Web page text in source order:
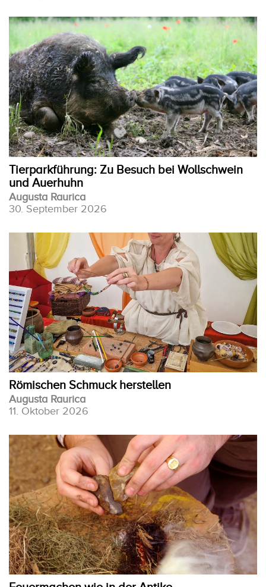
Tierparkführung: Zu Besuch bei Wollschwein
und Auerhuhn
Augusta Raurica
30. September 2026
Römischen Schmuck herstellen
Augusta Raurica
11. Oktober 2026